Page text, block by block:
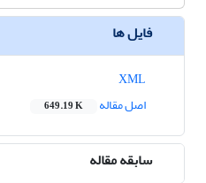
فایل ها
اصل مقاله
649.19 K
سابقه مقاله